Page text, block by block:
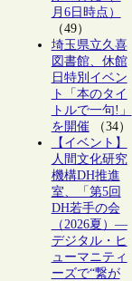
月6日時点）
（49）
埼玉県立久喜
図書館、休館
日特別イベン
ト「本のタイ
トルで一句!」
を開催（34）
【イベント】
人間文化研究
機構DH推進
室、「第5回
DH若手の会
（2026夏）―
デジタル・ヒ
ューマニティ
ーズで“繋が